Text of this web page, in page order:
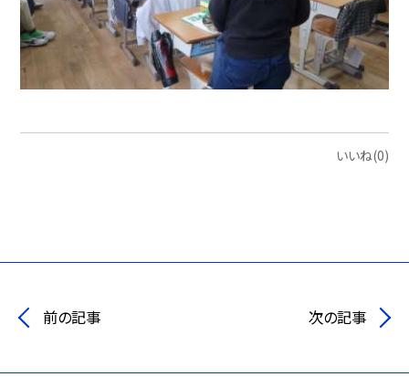
いいね(0)
前の記事 次の記事